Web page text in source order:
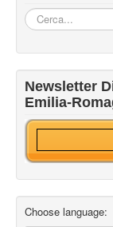
Cerca...
Newsletter
Emilia-
Iscriviti alla
Ricevi
Choose language: